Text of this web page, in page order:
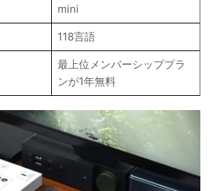
mini
118言語
最上位メンバーシッププラ
ンが1年無料